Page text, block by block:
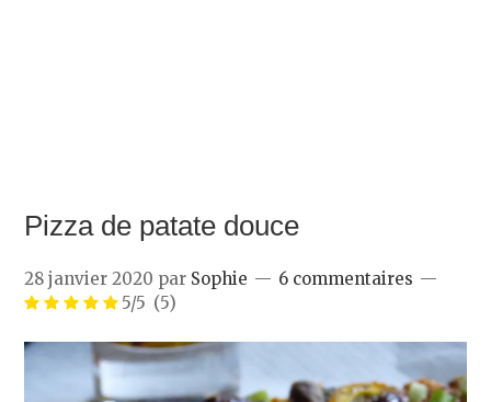
Pizza de patate douce
28 janvier 2020 par Sophie
6 commentaires
5/5 (5)